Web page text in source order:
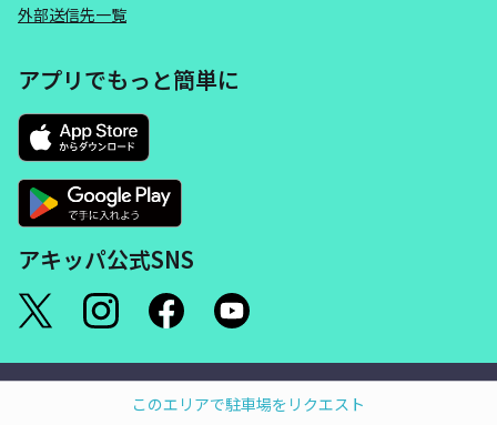
このエリアで駐車場をリクエスト
外部送信先一覧
アプリでもっと簡単に
アキッパ公式SNS
©akippa Inc. All Rights Reserved.